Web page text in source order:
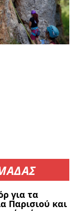
για τα
Παρισιού και